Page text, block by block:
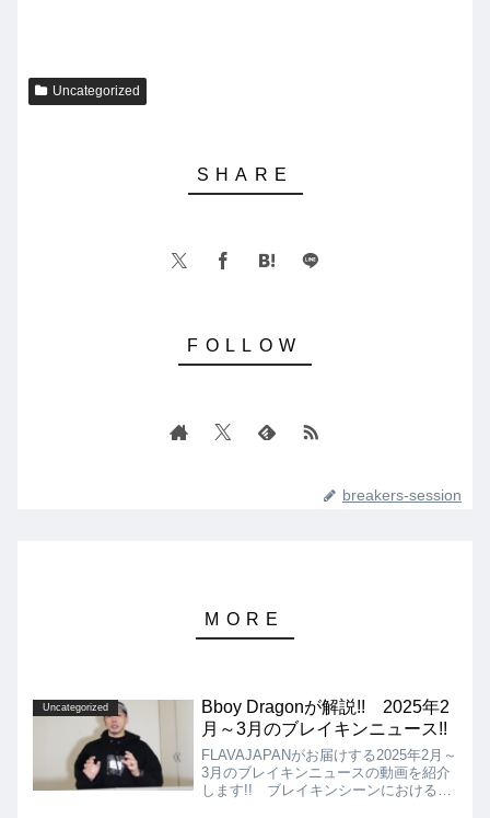
Uncategorized
breakers-session
Uncategorized
Bboy Dragonが解説!! 2025年2
月～3月のブレイキンニュース!!
FLAVAJAPANがお届けする2025年2月～
3月のブレイキンニュースの動画を紹介
します!! ブレイキンシーンにおけるト